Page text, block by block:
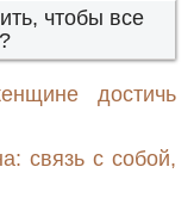
чтобы все
достичь
связь с собой,